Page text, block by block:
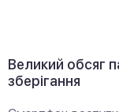
Великий обсяг
зберігання